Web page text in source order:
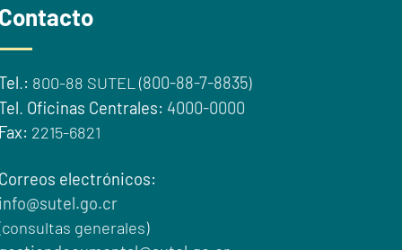
.: 800-88 SUTEL (800-88-7-8835)
. Oficinas Centrales: 4000-0000
2215-6821
electrónicos:
generales)